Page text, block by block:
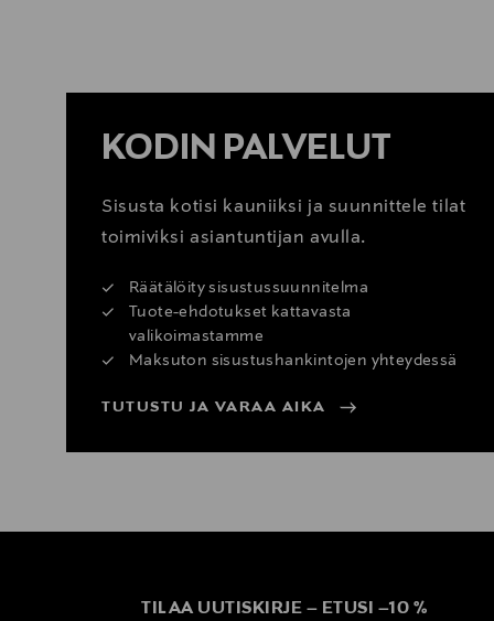
KODIN PALVELUT
Sisusta kotisi kauniiksi ja suunnittele tilat
toimiviksi asiantuntijan avulla.
Räätälöity sisustussuunnitelma
Tuote-ehdotukset kattavasta
valikoimastamme
Maksuton sisustushankintojen yhteydessä
TUTUSTU JA VARAA AIKA
TILAA UUTISKIRJE – ETUSI –10 %